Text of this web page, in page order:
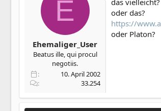
E
Ehemaliger_User
Beatus ille, qui procul
negotiis.
10. April 2002
33.254
das vielleicht?
oder das?
https://
oder Platon?